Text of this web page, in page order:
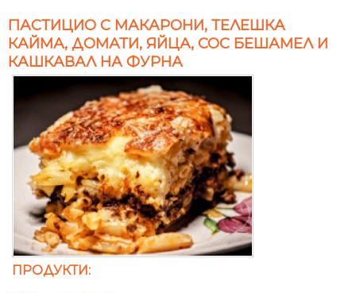
ПАСТИЦИО С МАКАРОНИ, ТЕЛЕШКА
КАЙМА, ДОМАТИ, ЯЙЦА, СОС БЕШАМЕЛ И
КАШКАВАЛ НА ФУРНА
ПРОДУКТИ: